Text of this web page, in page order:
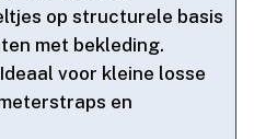
op structurele basis
met bekleding.​
voor kleine losse
en